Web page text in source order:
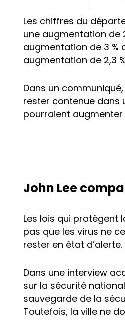
Les chiffres du
une augmentation de
augmentation de 3 %
augmentation de 2,3
Dans un
rester contenue dans
pourraient
John Lee
Les lois qui protègent
pas que les virus ne
rester en état d’alerte.
Dans une interview
sur la sécurité
sauvegarde de la
Toutefois, la ville ne